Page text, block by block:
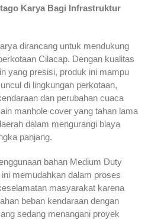
Karya Bagi Infrastruktur
dirancang untuk mendukung
Cilacap. Dengan kualitas
yang presisi, produk ini mampu
di lingkungan perkotaan,
dan perubahan cuaca
manhole cover yang tahan lama
dalam mengurangi biaya
panjang.
bahan Medium Duty
memudahkan dalam proses
masyarakat karena
beban kendaraan dengan
sedang menangani proyek